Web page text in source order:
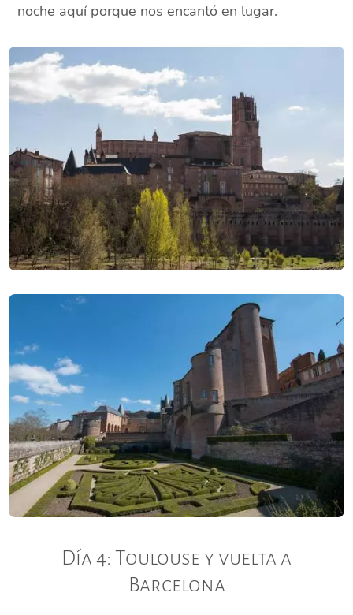
noche aquí porque nos encantó en lugar.
Día 4: Toulouse y vuelta a
Barcelona